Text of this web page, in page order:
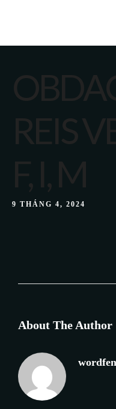
REIS
F, I, M
9 THÁNG 4, 2024
About The Author